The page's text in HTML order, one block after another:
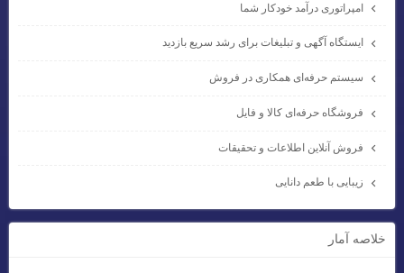
امپراتوری درآمد خودکار شما
ایستگاه آگهی و تبلیغات برای رشد سریع بازدید
سیستم حرفه‌ای همکاری در فروش
فروشگاه حرفه‌ای کالا و فایل
فروش آنلاین اطلاعات و تحقیقات
زیبایی با طعم دانایی
خلاصه آمار